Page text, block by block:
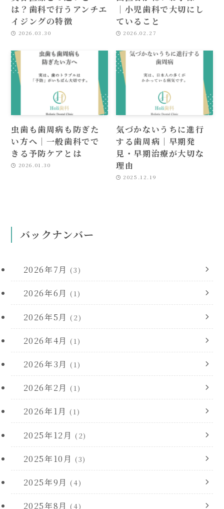
は？歯科で行うアンチエ
イジングの特徴
2026.03.30
｜小児歯科で大切にし
ていること
2026.02.27
虫歯も歯周病も防ぎた
い方へ｜一般歯科でで
きる予防ケアとは
2026.01.30
気づかないうちに進行
する歯周病｜早期発
見・早期治療が大切な
理由
2025.12.19
バックナンバー
2026年7月 (3)
2026年6月 (1)
2026年5月 (2)
2026年4月 (1)
2026年3月 (1)
2026年2月 (1)
2026年1月 (1)
2025年12月 (2)
2025年10月 (3)
2025年9月 (4)
2025年8月 (4)